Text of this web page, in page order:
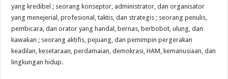
yang kredibel ; seorang konseptor, administrator, dan organisator
yang menejerial, profesional, taktis, dan strategis ; seorang penulis,
pembicara, dan orator yang handal, bernas, berbobot, ulung, dan
kawakan ; seorang aktifis, pejuang, dan pemimpin pergerakan
keadilan, kesetaraan, perdamaian, demokrasi, HAM, kemanusiaan, dan
lingkungan hidup.